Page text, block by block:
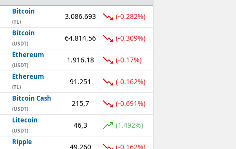
Bitcoin
(TL)
3.086.693 (-0.282%)
Bitcoin
(USDT)
64.814,56 (-0.309%)
Ethereum
(USDT)
1.916,18 (-0.17%)
Ethereum
(TL)
91.251 (-0.162%)
Bitcoin Cash
(USDT)
215,7 (-0.691%)
Litecoin
(USDT)
46,3 (1.492%)
Ripple
49,260 (-0.162%)